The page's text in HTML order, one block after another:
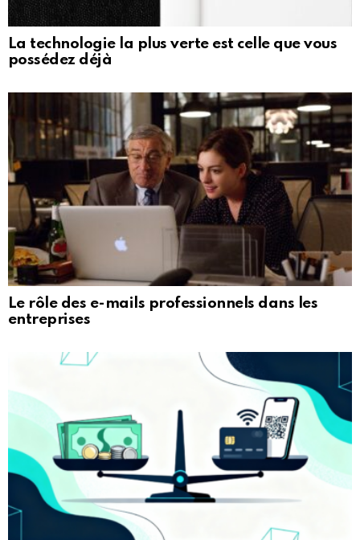
La technologie la plus verte est celle que vous
possédez déjà
Le rôle des e-mails professionnels dans les
entreprises